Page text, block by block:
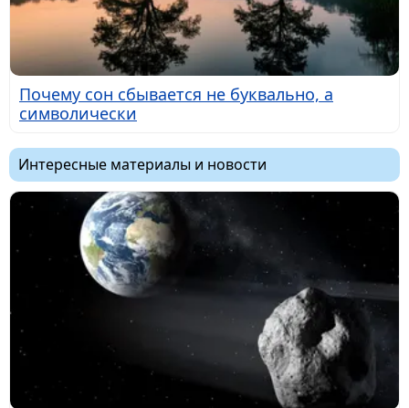
Почему сон сбывается не буквально, а
символически
Интересные материалы и новости